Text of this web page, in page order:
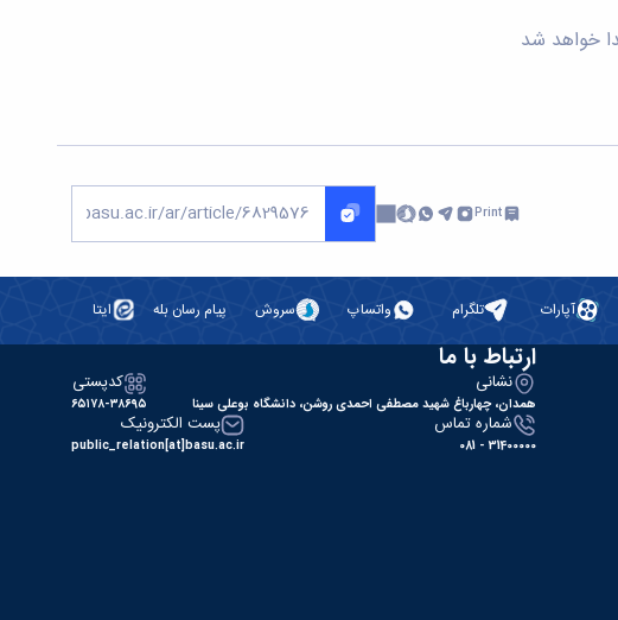
خواهد شد
Print
آپارات تلگرام واتساپ سروش پیام رسان بله ایتا
ارتباط با ما
نشانی
همدان، چهارباغ شهید مصطفی احمدی روشن، دانشگاه بوعلی سینا
کدپستی
۶۵۱۷۸-۳۸۶۹۵
شماره تماس
31400000 - 081
پست الکترونیک
public_relation[at]basu.ac.ir